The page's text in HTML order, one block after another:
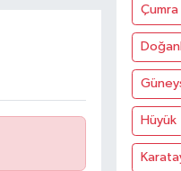
Çumra
Hüyük